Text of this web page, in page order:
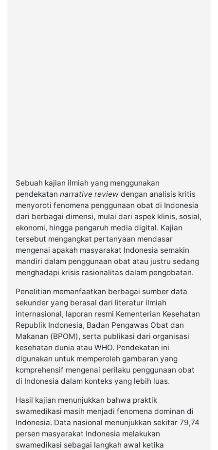
Sebuah kajian ilmiah yang menggunakan
pendekatan narrative review dengan analisis kritis
menyoroti fenomena penggunaan obat di Indonesia
dari berbagai dimensi, mulai dari aspek klinis, sosial,
ekonomi, hingga pengaruh media digital. Kajian
tersebut mengangkat pertanyaan mendasar
mengenai apakah masyarakat Indonesia semakin
mandiri dalam penggunaan obat atau justru sedang
menghadapi krisis rasionalitas dalam pengobatan.
Penelitian memanfaatkan berbagai sumber data
sekunder yang berasal dari literatur ilmiah
internasional, laporan resmi Kementerian Kesehatan
Republik Indonesia, Badan Pengawas Obat dan
Makanan (BPOM), serta publikasi dari organisasi
kesehatan dunia atau WHO. Pendekatan ini
digunakan untuk memperoleh gambaran yang
komprehensif mengenai perilaku penggunaan obat
di Indonesia dalam konteks yang lebih luas.
Hasil kajian menunjukkan bahwa praktik
swamedikasi masih menjadi fenomena dominan di
Indonesia. Data nasional menunjukkan sekitar 79,74
persen masyarakat Indonesia melakukan
swamedikasi sebagai langkah awal ketika